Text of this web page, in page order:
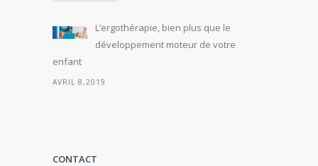
L’ergothérapie, bien plus que le
développement moteur de votre
enfant
AVRIL 8,2019
CONTACT